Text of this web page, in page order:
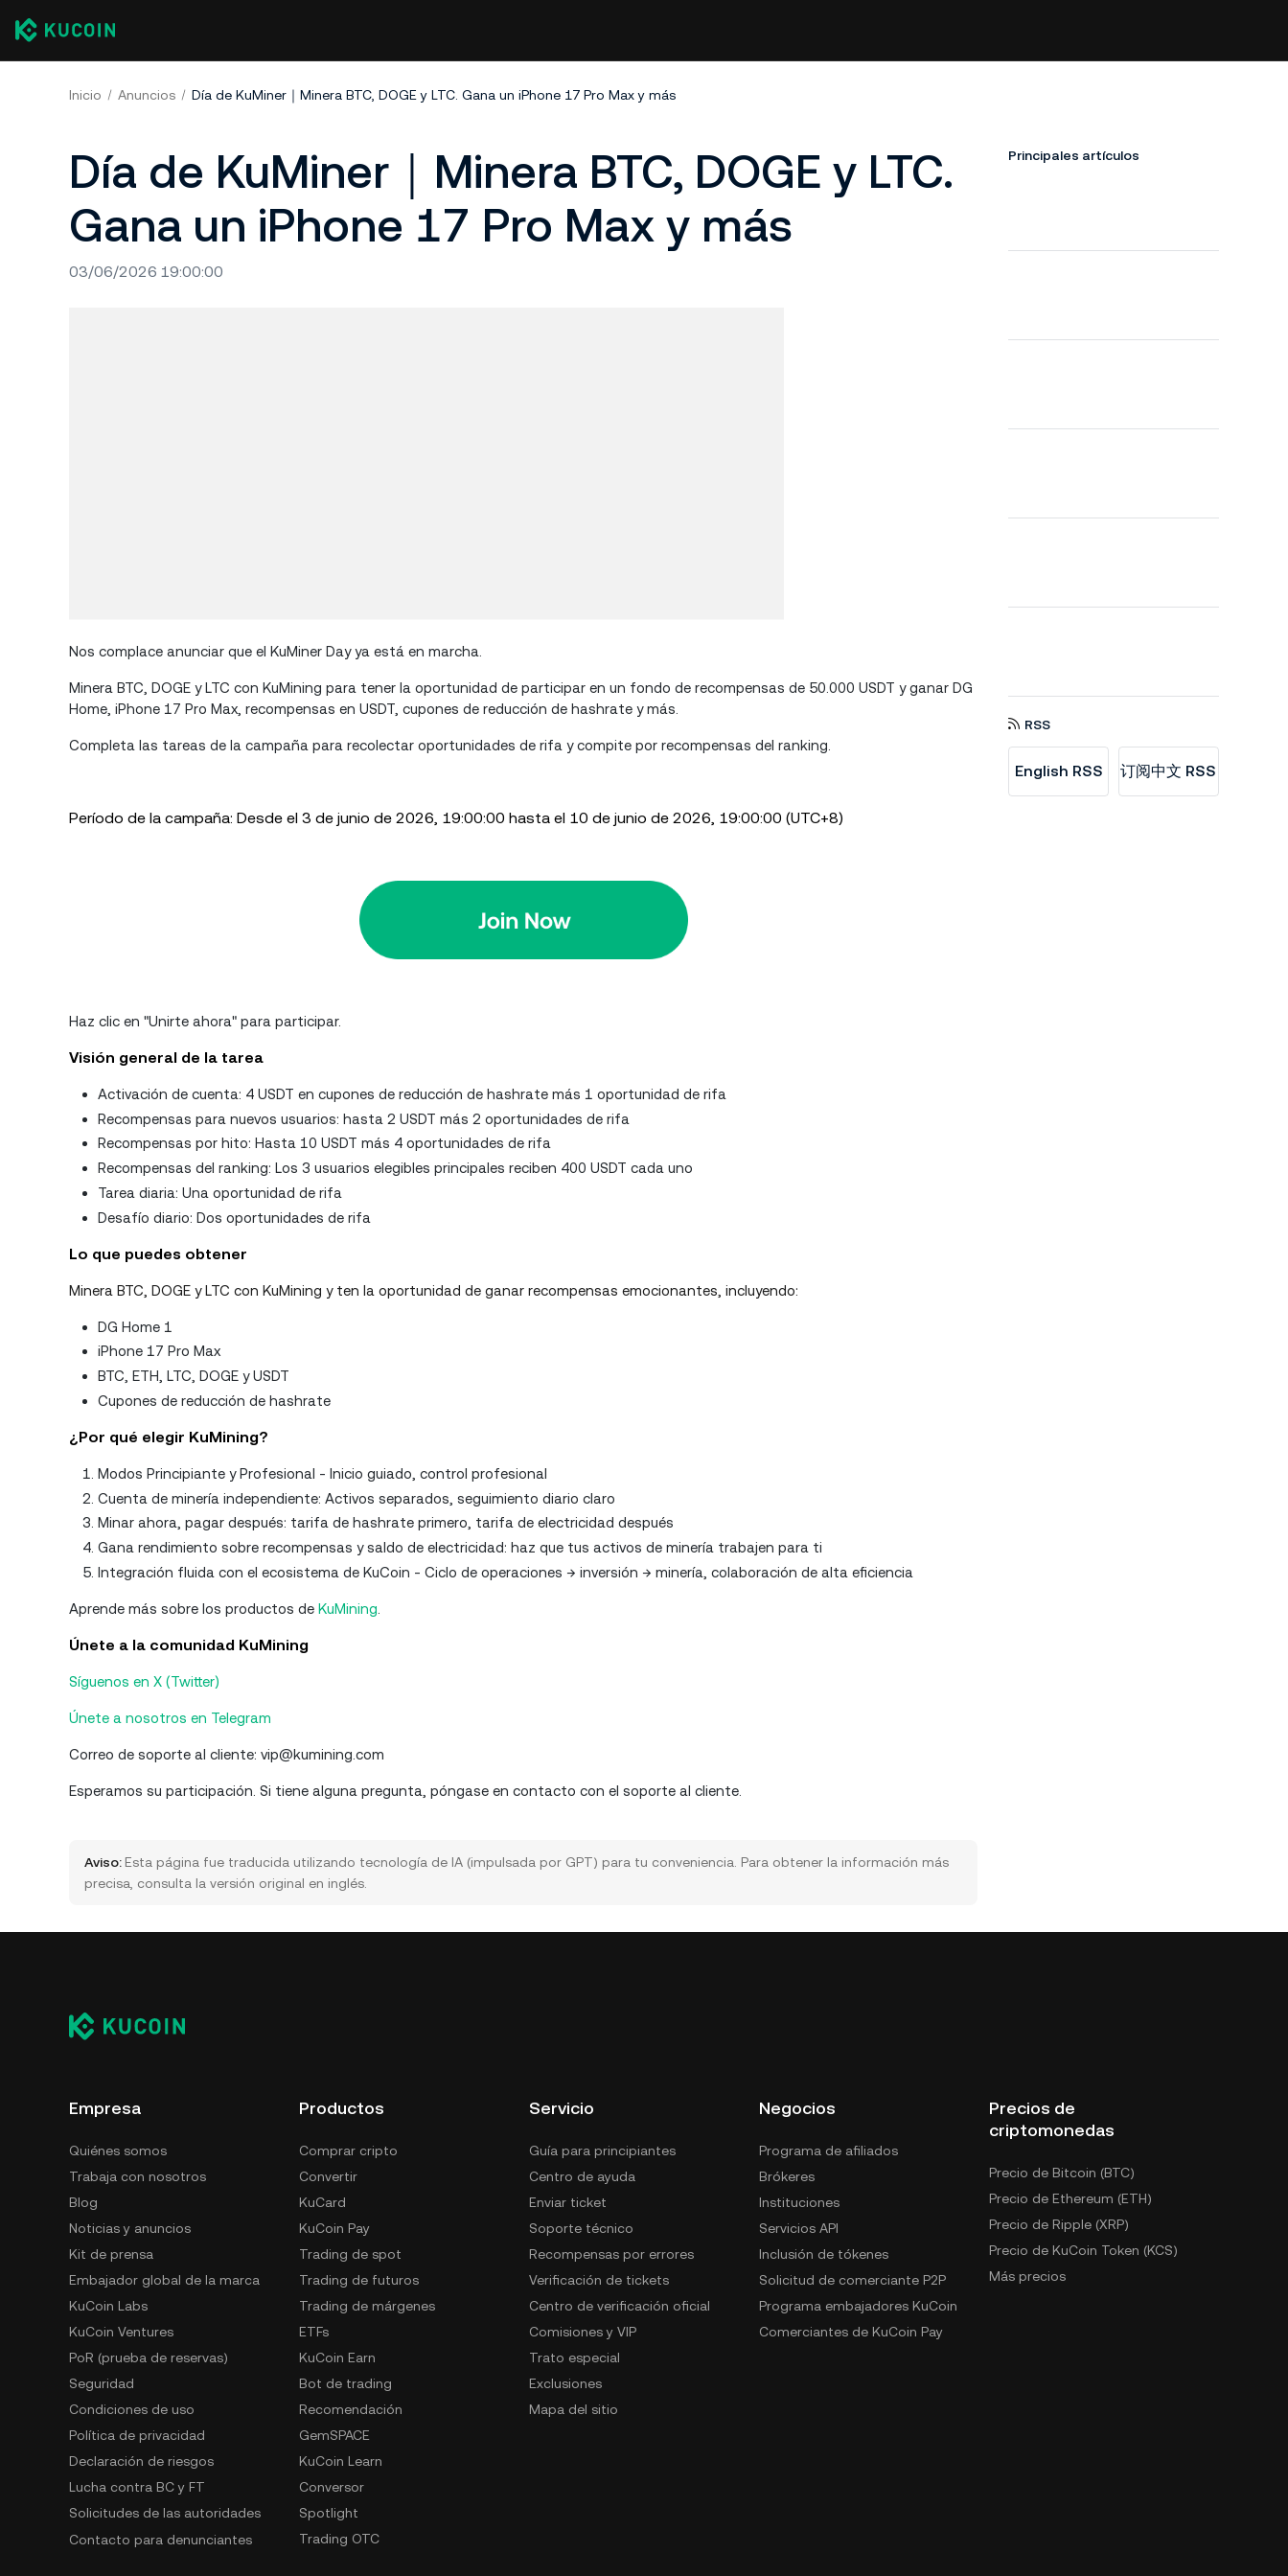
Inicio Anuncios Día de KuMiner｜Minera BTC, DOGE y LTC. Gana un iPhone 17 Pro Max y más
Día de KuMiner｜Minera BTC, DOGE y LTC.
Gana un iPhone 17 Pro Max y más
03/06/2026 19:00:00
Nos complace anunciar que el KuMiner Day ya está en marcha.
Minera BTC, DOGE y LTC con KuMining para tener la oportunidad de participar en un fondo de recompensas de 50.000 USDT y ganar DG
Home, iPhone 17 Pro Max, recompensas en USDT, cupones de reducción de hashrate y más.
Completa las tareas de la campaña para recolectar oportunidades de rifa y compite por recompensas del ranking.
Período de la campaña: Desde el 3 de junio de 2026, 19:00:00 hasta el 10 de junio de 2026, 19:00:00 (UTC+8)
Haz clic en "Unirte ahora" para participar.
Visión general de la tarea
Activación de cuenta: 4 USDT en cupones de reducción de hashrate más 1 oportunidad de rifa
Recompensas para nuevos usuarios: hasta 2 USDT más 2 oportunidades de rifa
Recompensas por hito: Hasta 10 USDT más 4 oportunidades de rifa
Recompensas del ranking: Los 3 usuarios elegibles principales reciben 400 USDT cada uno
Tarea diaria: Una oportunidad de rifa
Desafío diario: Dos oportunidades de rifa
Lo que puedes obtener
Minera BTC, DOGE y LTC con KuMining y ten la oportunidad de ganar recompensas emocionantes, incluyendo:
DG Home 1
iPhone 17 Pro Max
BTC, ETH, LTC, DOGE y USDT
Cupones de reducción de hashrate
¿Por qué elegir KuMining?
Modos Principiante y Profesional - Inicio guiado, control profesional
Cuenta de minería independiente: Activos separados, seguimiento diario claro
Minar ahora, pagar después: tarifa de hashrate primero, tarifa de electricidad después
Gana rendimiento sobre recompensas y saldo de electricidad: haz que tus activos de minería trabajen para ti
Integración fluida con el ecosistema de KuCoin - Ciclo de operaciones → inversión → minería, colaboración de alta eficiencia
Aprende más sobre los productos de KuMining
Únete a la comunidad KuMining
Síguenos en X (Twitter)
Únete a nosotros en Telegram
Correo de soporte al cliente: vip@kumining.com
Esperamos su participación. Si tiene alguna pregunta, póngase en contacto con el soporte al cliente.
Aviso: Esta página fue traducida utilizando tecnología de IA (impulsada por GPT) para tu conveniencia. Para obtener la información más
precisa, consulta la versión original en inglés.
Principales artículos
RSS
English RSS 订阅中文 RSS
Empresa
Quiénes somos
Trabaja con nosotros
Blog
Noticias y anuncios
Kit de prensa
Embajador global de la marca
KuCoin Labs
KuCoin Ventures
PoR (prueba de reservas)
Seguridad
Condiciones de uso
Política de privacidad
Declaración de riesgos
Lucha contra BC y FT
Solicitudes de las autoridades
Contacto para denunciantes
Productos
Comprar cripto
Convertir
KuCard
KuCoin Pay
Trading de spot
Trading de futuros
Trading de márgenes
ETFs
KuCoin Earn
Bot de trading
Recomendación
GemSPACE
KuCoin Learn
Conversor
Spotlight
Trading OTC
Servicio
Guía para principiantes
Centro de ayuda
Enviar ticket
Soporte técnico
Recompensas por errores
Verificación de tickets
Centro de verificación oficial
Comisiones y VIP
Trato especial
Exclusiones
Mapa del sitio
Negocios
Programa de afiliados
Brókeres
Instituciones
Servicios API
Inclusión de tókenes
Solicitud de comerciante P2P
Programa embajadores KuCoin
Comerciantes de KuCoin Pay
Precios de
criptomonedas
Precio de Bitcoin (BTC)
Precio de Ethereum (ETH)
Precio de Ripple (XRP)
Precio de KuCoin Token (KCS)
Más precios